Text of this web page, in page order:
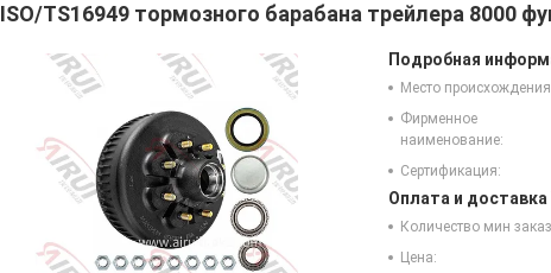
ISO/TS16949 тормозного барабана трейлера 8000
Подробная
Место
Фирменное
наименование:
Сертификация:
Оплата и доставка
Количество мин
Цена: